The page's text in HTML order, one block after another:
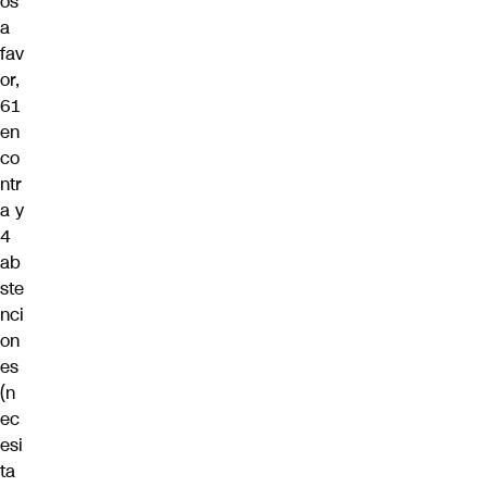
a
fav
or,
61
en
co
ntr
a y
4
ab
ste
nci
on
es
(n
ec
esi
ta